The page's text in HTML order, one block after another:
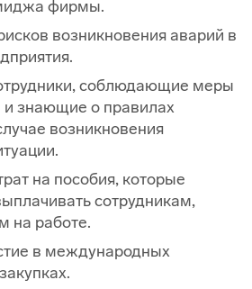
фирмы.
возникновения аварий в
соблюдающие меры
и знающие о правилах
возникновения
на пособия, которые
сотрудникам,
на работе.
в международных